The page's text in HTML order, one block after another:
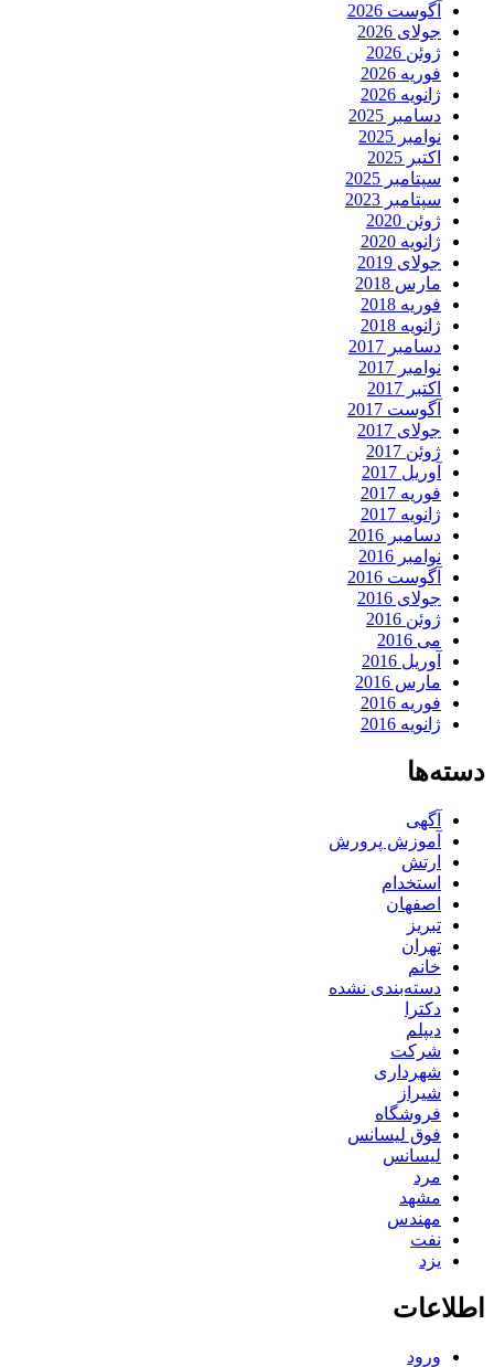
آگوست 2026
جولای 2026
ژوئن 2026
فوریه 2026
ژانویه 2026
دسامبر 2025
نوامبر 2025
اکتبر 2025
سپتامبر 2025
سپتامبر 2023
ژوئن 2020
ژانویه 2020
جولای 2019
مارس 2018
فوریه 2018
ژانویه 2018
دسامبر 2017
نوامبر 2017
اکتبر 2017
آگوست 2017
جولای 2017
ژوئن 2017
آوریل 2017
فوریه 2017
ژانویه 2017
دسامبر 2016
نوامبر 2016
آگوست 2016
جولای 2016
ژوئن 2016
می 2016
آوریل 2016
مارس 2016
فوریه 2016
ژانویه 2016
دسته‌ها
آگهی
آموزش پرورش
ارتش
استخدام
اصفهان
تبریز
تهران
خانم
دسته‌بندی نشده
دکترا
دیپلم
شرکت
شهرداری
شیراز
فروشگاه
فوق لیسانس
لیسانس
مرد
مشهد
مهندس
نفت
یزد
اطلاعات
ورود